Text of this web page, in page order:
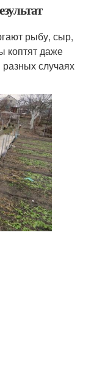
рыбу, сыр,
коптят даже
случаях